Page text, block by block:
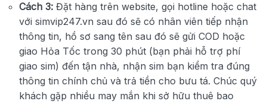
Cách 3: Đặt hàng trên website, gọi hotline hoặc chat
với simvip247.vn sau đó sẽ có nhân viên tiếp nhận
thông tin, hồ sơ sang tên sau đó sẽ gửi COD hoặc
giao Hỏa Tốc trong 30 phút (bạn phải hỗ trợ phí
giao sim) đến tận nhà, nhận sim bạn kiểm tra đúng
thông tin chính chủ và trả tiền cho bưu tá. Chúc quý
khách gặp nhiều may mắn khi sở hữu thuê bao